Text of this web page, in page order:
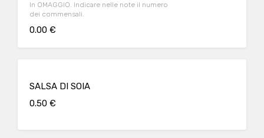
In OMAGGIO. Indicare nelle note il numero
dei commensali.
0.00 €
SALSA DI SOIA
0.50 €